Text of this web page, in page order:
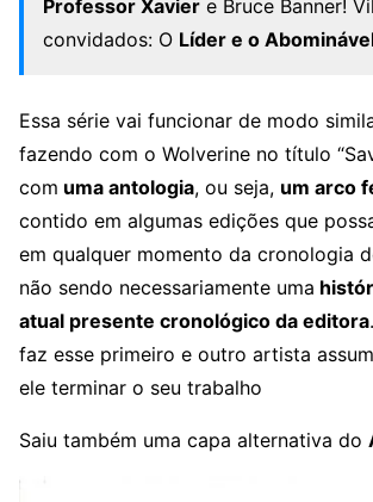
Professor Xavier e Bruce Banner!
convidados: O Líder e o
Essa série vai funcionar de modo
fazendo com o Wolverine no título
com uma antologia, ou seja, um arco
contido em algumas edições que
em qualquer momento da cronologia
não sendo necessariamente uma
atual presente cronológico da editora
faz esse primeiro e outro artista
ele terminar o seu trabalho
Saiu também uma capa alternativa do